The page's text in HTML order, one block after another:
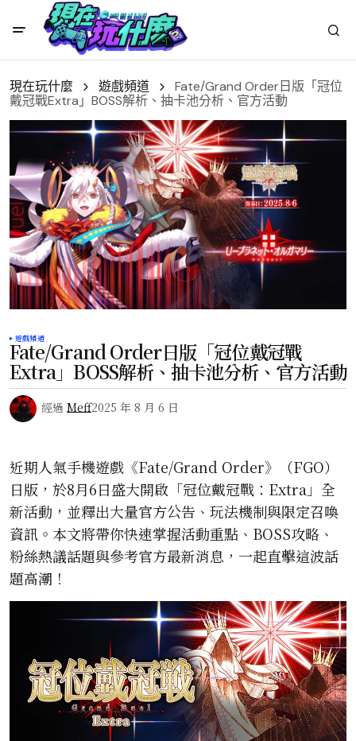
現在玩什麼 遊戲頻道
Fate/Grand Order日版「冠位
戴冠戰Extra」BOSS解析、抽卡池分析、官方活動
遊戲頻道
Fate/Grand Order日版「冠位戴冠戰
Extra」BOSS解析、抽卡池分析、官方活動
經過 Meff2025 年 8 月 6 日
近期人氣手機遊戲《Fate/Grand Order》（FGO）
日版，於8月6日盛大開啟「冠位戴冠戰：Extra」全
新活動，並釋出大量官方公告、玩法機制與限定召喚
資訊。本文將帶你快速掌握活動重點、BOSS攻略、
粉絲熱議話題與參考官方最新消息，一起直擊這波話
題高潮！